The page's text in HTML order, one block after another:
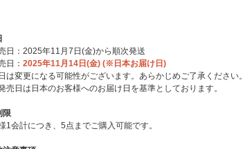
日：2025年11月7日(金)から順次発送
日： 2025年11月14日(金) (※日本お届け日)
は変更になる可能性がございます。あらかじめご了承ください。
売日は日本のお客様へのお届け日を基準としております。
限
1会計につき、5点までご購入可能です。